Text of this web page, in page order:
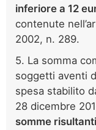
inferiore a 12
contenute
2002, n. 289.
5. La somma
soggetti aventi
spesa stabilito
28 dicembre
somme